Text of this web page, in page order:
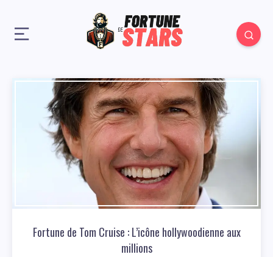
Fortune de Tom Cruise : L’icône hollywoodienne aux
millions